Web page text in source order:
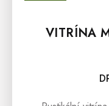
VITRÍNA